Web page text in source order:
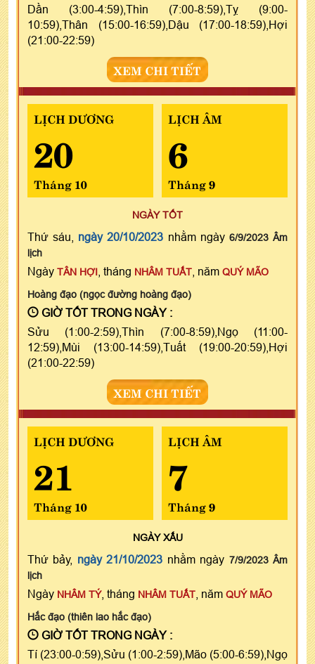
Dần (3:00-4:59),Thìn (7:00-8:59),Tỵ (9:00-
10:59),Thân (15:00-16:59),Dậu (17:00-18:59),Hợi
(21:00-22:59)
XEM CHI TIẾT
LỊCH DƯƠNG
20
Tháng 10
LỊCH ÂM
6
Tháng 9
NGÀY TỐT
Thứ sáu, ngày 20/10/2023 nhằm ngày 6/9/2023 Âm
lịch
Ngày TÂN HỢI , tháng NHÂM TUẤT , năm QUÝ MÃO
Hoàng đạo (ngọc đường hoàng đạo)
GIỜ TỐT TRONG NGÀY :
Sửu (1:00-2:59),Thìn (7:00-8:59),Ngọ (11:00-
12:59),Mùi (13:00-14:59),Tuất (19:00-20:59),Hợi
(21:00-22:59)
XEM CHI TIẾT
LỊCH DƯƠNG
21
Tháng 10
LỊCH ÂM
7
Tháng 9
NGÀYXẤU
Thứ bảy, ngày 21/10/2023 nhằm ngày 7/9/2023 Âm
lịch
Ngày NHÂM TÝ, tháng NHÂM TUẤT , năm QUÝ MÃO
Hắc đạo (thiên lao hắc đạo)
GIỜ TỐT TRONG NGÀY :
Tí (23:00-0:59),Sửu (1:00-2:59),Mão (5:00-6:59),Ngọ